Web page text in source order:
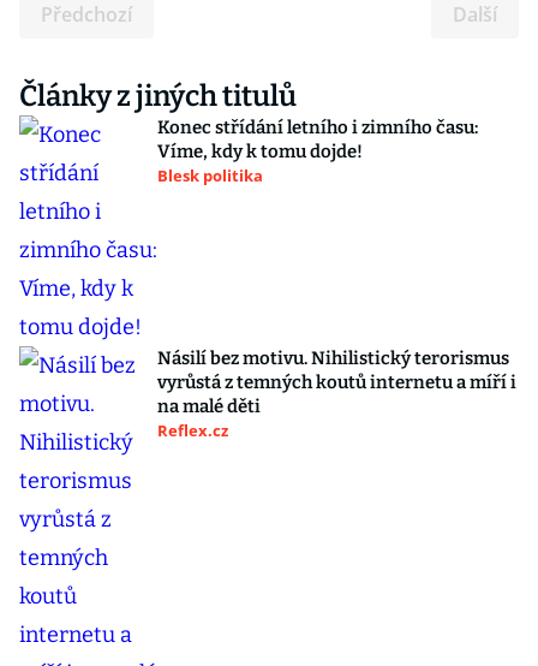
Předchozí Další
Články z jiných titulů
Konec střídání letního i zimního času:
Víme, kdy k tomu dojde!
Blesk politika
Násilí bez motivu. Nihilistický terorismus
vyrůstá z temných koutů internetu a míří i
na malé děti
Reflex.cz